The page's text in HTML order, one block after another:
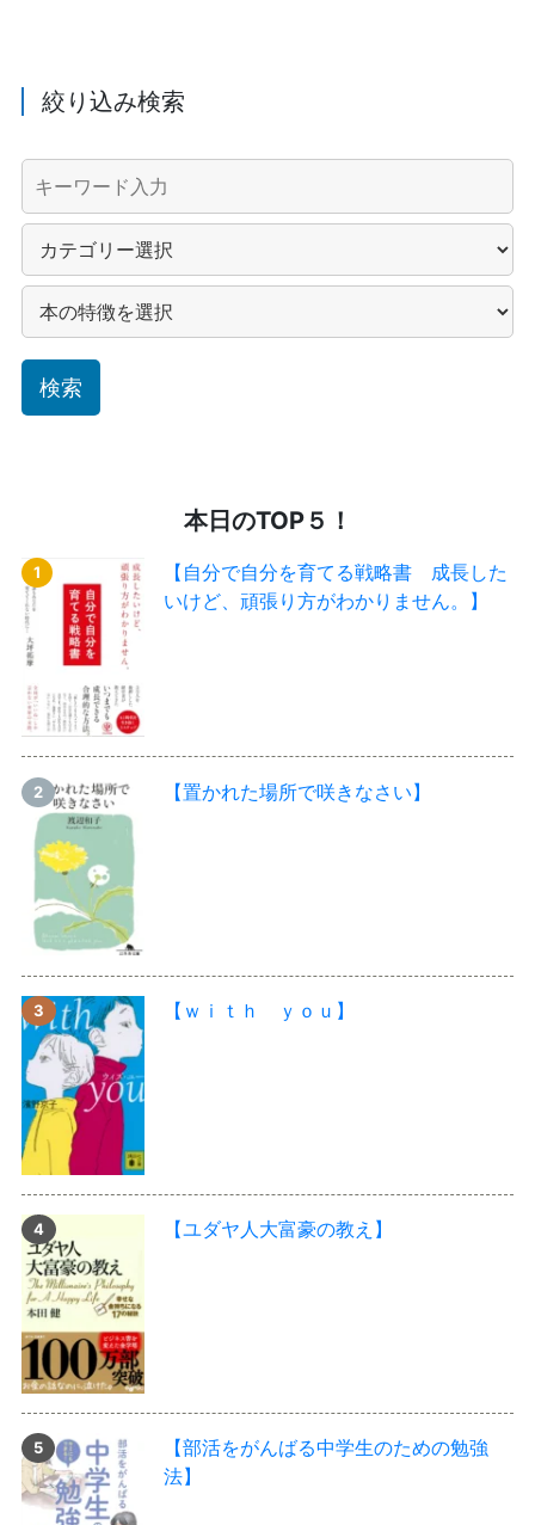
絞り込み検索
本日のTOP５！
【自分で自分を育てる戦略書 成長した
いけど、頑張り方がわかりません。】
【置かれた場所で咲きなさい】
【ｗｉｔｈ ｙｏｕ】
【ユダヤ人大富豪の教え】
【部活をがんばる中学生のための勉強
法】